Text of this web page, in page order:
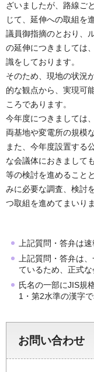
ざいましたが、路線ご
じて、延伸への取組を
議員御指摘のとおり、
の延伸につきましては
識をしております。
そのため、現地の状況
的な観点から、実現可
ころであります。
今年度につきましては
両基地や変電所の規模
また、今年度設置する
な会議体におきまして
等の検討を進めること
みに必要な調査、検討
つ取組を進めてまいりま
上記質問・答弁は速
上記質問・答弁は
ているため、正式な
氏名の一部にJIS規
1・第2水準の漢字
お問い合わせ